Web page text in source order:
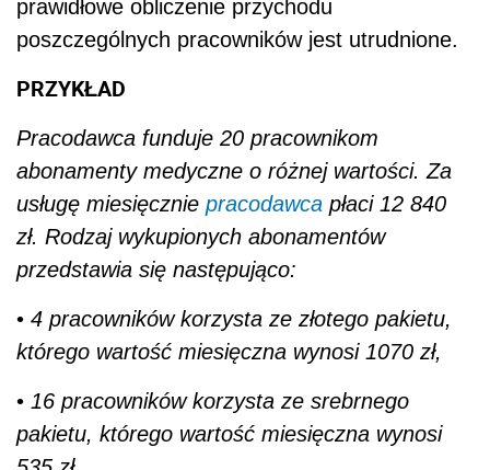
prawidłowe obliczenie przychodu
poszczególnych pracowników jest utrudnione.
PRZYKŁAD
Pracodawca funduje 20 pracownikom
abonamenty medyczne o różnej wartości. Za
usługę miesięcznie pracodawca płaci 12 840
zł. Rodzaj wykupionych abonamentów
przedstawia się następująco:
• 4 pracowników korzysta ze złotego pakietu,
którego wartość miesięczna wynosi 1070 zł,
• 16 pracowników korzysta ze srebrnego
pakietu, którego wartość miesięczna wynosi